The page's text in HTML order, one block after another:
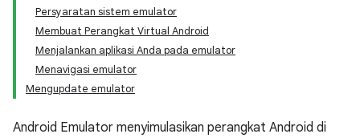
Persyaratan sistem emulator
Membuat Perangkat Virtual Android
Menjalankan aplikasi Anda pada emulator
Menavigasi emulator
Mengupdate emulator
Android Emulator menyimulasikan perangkat Android di